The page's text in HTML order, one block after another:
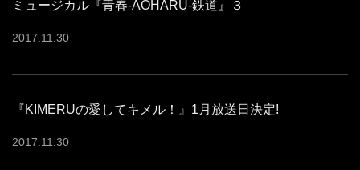
ミュージカル『青春-AOHARU-鉄道』３
2017 11 30
『KIMERUの愛してキメル！』1月放送日決定!
2017 11 30